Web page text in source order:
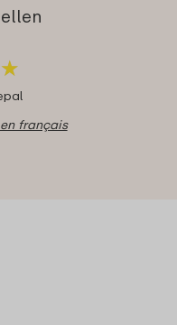
★
★
français